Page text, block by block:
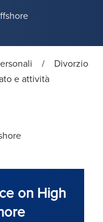
/
Divorzio
e attività
on High